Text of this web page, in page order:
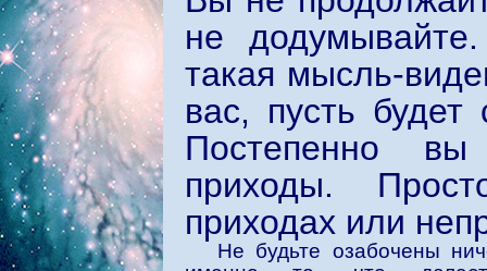
не
такая мысль-
вас, пусть будет
Постепенно вы
приходы.
приходах или
Не будьте озабочены